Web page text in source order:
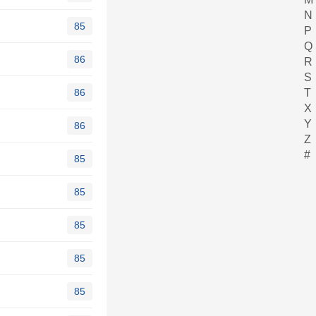
85
86
86
86
85
85
85
85
85
N
P
Q
R
S
T
X
Y
Z
#